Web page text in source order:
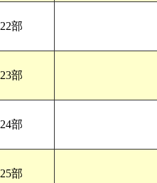
22部
23部
24部
25部